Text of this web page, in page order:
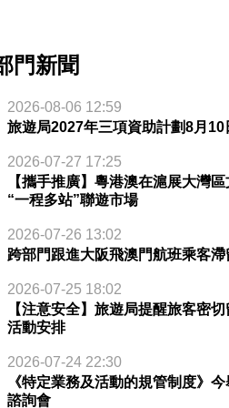
門新聞
2026-08-06 12:59
旅遊局2027年三項資助計劃8月10
2026-07-27 17:25
【攜手推廣】粵港澳在滬展大灣
“一程多站”聯遊市場
2026-07-26 13:02
跨部門跟進大阪飛澳門航班乘客
2026-07-25 18:02
【注意安全】旅遊局提醒旅客密
活動安排
2026-07-24 22:30
《特定業務及活動的規管制度》
諮詢會